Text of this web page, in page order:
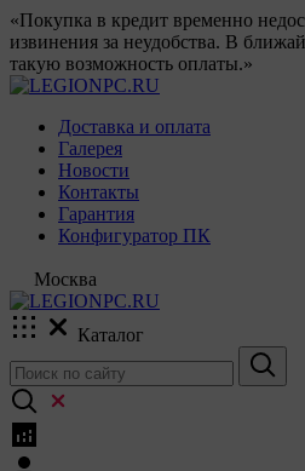
«Покупка в кредит временно
извинения за неудобства. В
такую возможность оплаты.»
Доставка и оплата
Галерея
Новости
Контакты
Гарантия
Конфигуратор ПК
Москва
Каталог